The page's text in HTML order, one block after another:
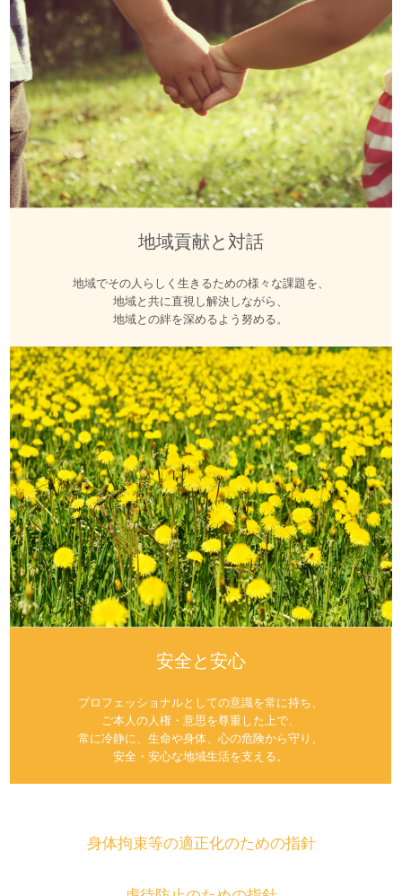
地域貢献と対話
地域でその人らしく生きるための様々な課題を、
地域と共に直視し解決しながら、
地域との絆を深めるよう努める。
安全と安心
プロフェッショナルとしての意識を常に持ち、
ご本人の人権・意思を尊重した上で、
常に冷静に、生命や身体、心の危険から守り、
安全・安心な地域生活を支える。
身体拘束等の適正化のための指針